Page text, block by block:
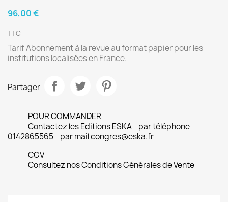
96,00 €
TTC
Tarif Abonnement à la revue au format papier pour les
institutions localisées en France.
Partager
POUR COMMANDER
Contactez les Editions ESKA - par téléphone
0142865565 - par mail congres@eska.fr
CGV
Consultez nos Conditions Générales de Vente